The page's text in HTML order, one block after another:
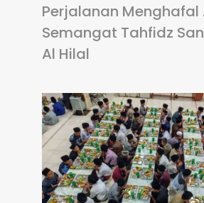
Perjalanan Menghafal
Semangat Tahfidz
Al Hilal